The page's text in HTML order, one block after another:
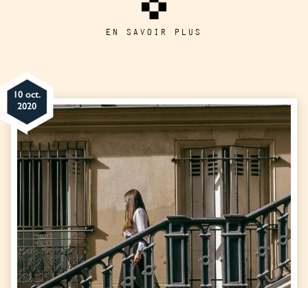
EN SAVOIR PLUS
10 oct.
2020